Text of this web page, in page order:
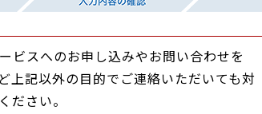
ビスへのお申し込みやお問い合わせを
上記以外の目的でご連絡いただいても対
ださい。